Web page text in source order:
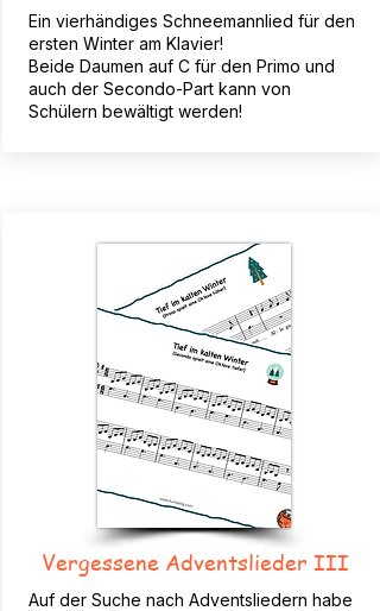
Ein vierhändiges Schneemannlied für den
ersten Winter am Klavier!
Beide Daumen auf C für den Primo und
auch der Secondo-Part kann von
Schülern bewältigt werden!
Vergessene Adventslieder III
Auf der Suche nach Adventsliedern habe